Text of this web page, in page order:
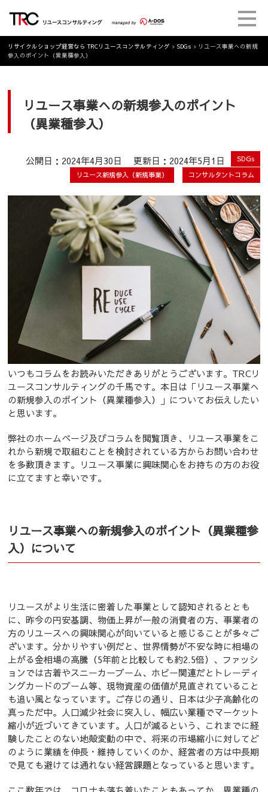
リサイクルショップ経営なら TRCリユースコンサルティング >SDGs > リユース事業への新規
参入のポイント（異業種参入）
リユース事業への新規参入のポイント
（異業種参入）
公開日：2024年4月30日 更新日：2024年5月1日
SDGs
リユース新規参入（新規事業）
コンサルタントコラム
いつもコラムをお読みいただきありがとうございます。TRCリ
ユースコンサルティングの千馬です。本日は「リユース事業へ
の新規参入のポイント（異業種参入）」についてお伝えしたい
と思います。
弊社のホームページ及びコラムを閲覧頂き、リユース事業をこ
れから新規で取組むことを検討されている方からお問い合わせ
を多数頂きます。リユース事業に興味関心をお持ちの方のお役
に立てますと幸いです。
リユース事業への新規参入のポイント（異業種参
入）について
リユースがより生活に密着した事業として認知されるととも
に、昨今の円安基調、物価上昇が一般の消費者の方、事業者の
方のリユースへの興味関心が向いていると感じることが多々ご
ざいます。分かりやすい例だと、世界情勢が不安な時に相場の
上がる金相場の高騰（5年前と比較しても約2.5倍）、ファッシ
ョンでは古着やスニーカーブーム、ホビー関連だとトレーディ
ングカードのブーム等、現物資産の価値が見直されていること
も追い風となっています。ご存じの通り、日本は少子高齢化の
真っただ中。人口減少社会に突入し、幅広い業種でマーケット
縮小が近づいてきています。人口が減るという、これまでに経
験したことのない地殻変動の中で、将来の市場縮小に対してど
のように業績を伸長・維持していくのか、経営者の方は中長期
で見ても避けては通れない経営課題となっていると思います。